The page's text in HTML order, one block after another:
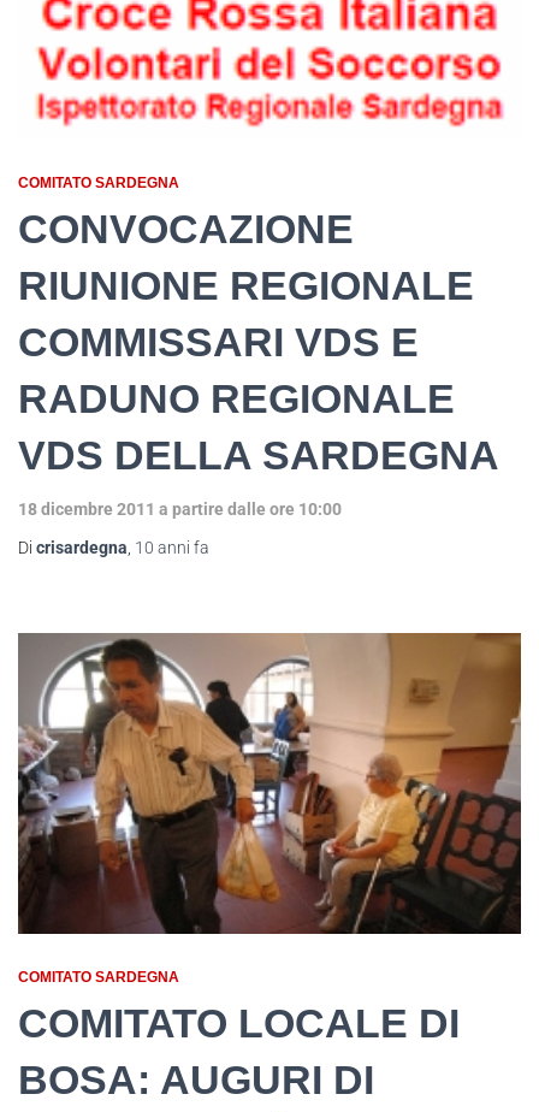
COMITATO SARDEGNA
CONVOCAZIONE
RIUNIONE REGIONALE
COMMISSARI VDS E
RADUNO REGIONALE
VDS DELLA SARDEGNA
18 dicembre 2011 a partire dalle ore 10:00
Di crisardegna 10 anni fa
COMITATO SARDEGNA
COMITATO LOCALE DI
BOSA: AUGURI DI